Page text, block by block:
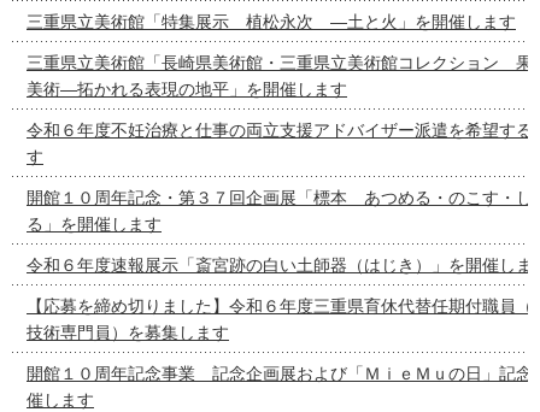
三重県立美術館「特集展示 植松永次 ―土と火」を開催します
三重県立美術館「長崎県美術館・三重県立美術館コレクション 果
美術―拓かれる表現の地平」を開催します
令和６年度不妊治療と仕事の両立支援アドバイザー派遣を希望する
す
開館１０周年記念・第３７回企画展「標本 あつめる・のこす・し
る」を開催します
令和６年度速報展示「斎宮跡の白い土師器（はじき）」を開催しま
【応募を締め切りました】令和６年度三重県育休代替任期付職員
技術専門員）を募集します
開館１０周年記念事業 記念企画展および「ＭｉｅＭｕの日」記念
催します